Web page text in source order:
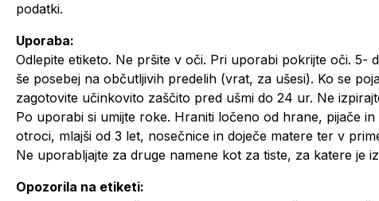
podatki.
Uporaba:
Odlepite etiketo. Ne pršite v oči. Pri uporabi pokrijte oči.
še posebej na občutljivih predelih (vrat, za ušesi). Ko se
zagotovite učinkovito zaščito pred ušmi do 24 ur. Ne
Po uporabi si umijte roke. Hraniti ločeno od hrane, pijače
otroci, mlajši od 3 let, nosečnice in doječe matere ter v
Ne uporabljajte za druge namene kot za tiste, za katere je
Opozorila na etiketi: